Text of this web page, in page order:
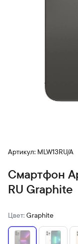
Артикул: MLW13RU/A
Смартфон
RU Graphite
Цвет: Graphite